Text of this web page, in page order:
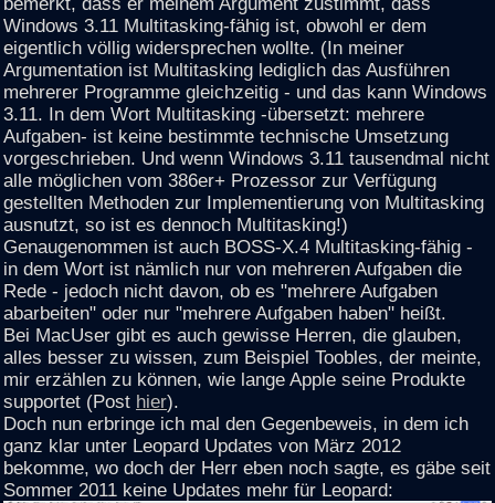
Windows 3.11 Multitasking-fähig ist, obwohl er dem
eigentlich völlig widersprechen wollte. (In meiner
Argumentation ist Multitasking lediglich das Ausführen
mehrerer Programme gleichzeitig - und das kann Windows
3.11. In dem Wort Multitasking -übersetzt: mehrere
Aufgaben- ist keine bestimmte technische Umsetzung
vorgeschrieben. Und wenn Windows 3.11 tausendmal nicht
alle möglichen vom 386er+ Prozessor zur Verfügung
gestellten Methoden zur Implementierung von Multitasking
ausnutzt, so ist es dennoch Multitasking!)
Genaugenommen ist auch BOSS-X.4 Multitasking-fähig -
in dem Wort ist nämlich nur von mehreren Aufgaben die
Rede - jedoch nicht davon, ob es "mehrere Aufgaben
abarbeiten" oder nur "mehrere Aufgaben haben" heißt.
Bei MacUser gibt es auch gewisse Herren, die glauben,
alles besser zu wissen, zum Beispiel Toobles, der meinte,
mir erzählen zu können, wie lange Apple seine Produkte
supportet (Post hier).
Doch nun erbringe ich mal den Gegenbeweis, in dem ich
ganz klar unter Leopard Updates von März 2012
bekomme, wo doch der Herr eben noch sagte, es gäbe seit
Sommer 2011 keine Updates mehr für Leopard: